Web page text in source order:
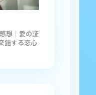
想｜愛の証
錯する恋心